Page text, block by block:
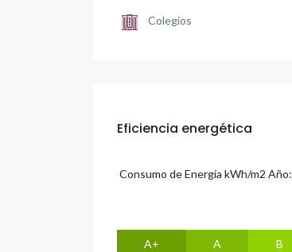
Colegios
Eficiencia energética
Consumo de Energía kWh/m2 Año:
A+ A B